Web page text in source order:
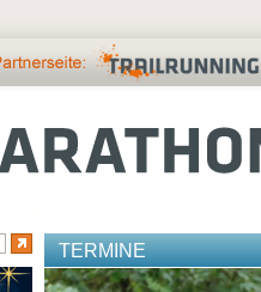
TERMINE